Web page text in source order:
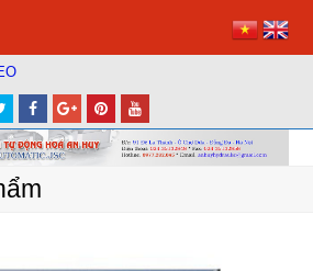
TwitterFacebook
Google
Plus
Pinterest